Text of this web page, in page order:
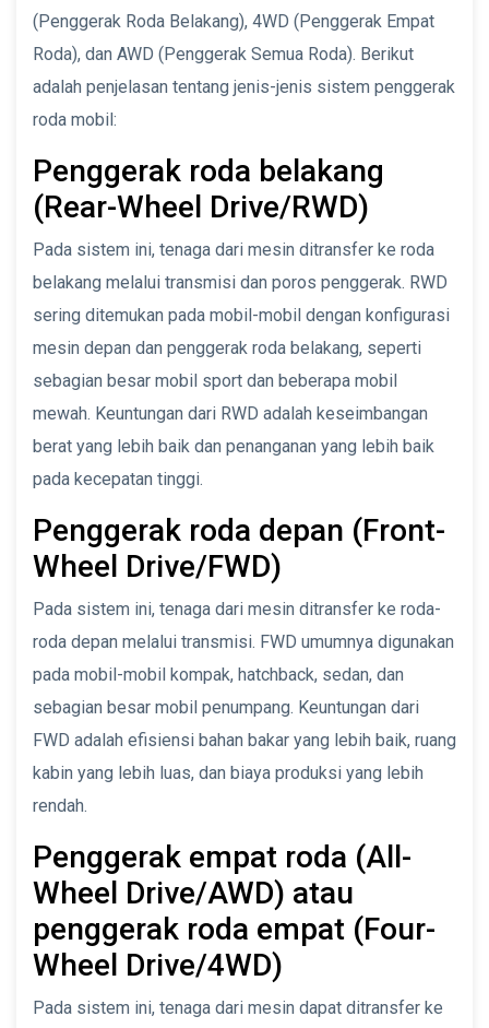
(Penggerak Roda Belakang), 4WD (Penggerak Empat
Roda), dan AWD (Penggerak Semua Roda). Berikut
adalah penjelasan tentang jenis-jenis sistem penggerak
roda mobil:
Penggerak roda belakang
(Rear-Wheel Drive/RWD)
Pada sistem ini, tenaga dari mesin ditransfer ke roda
belakang melalui transmisi dan poros penggerak. RWD
sering ditemukan pada mobil-mobil dengan konfigurasi
mesin depan dan penggerak roda belakang, seperti
sebagian besar mobil sport dan beberapa mobil
mewah. Keuntungan dari RWD adalah keseimbangan
berat yang lebih baik dan penanganan yang lebih baik
pada kecepatan tinggi.
Penggerak roda depan (Front-
Wheel Drive/FWD)
Pada sistem ini, tenaga dari mesin ditransfer ke roda-
roda depan melalui transmisi. FWD umumnya digunakan
pada mobil-mobil kompak, hatchback, sedan, dan
sebagian besar mobil penumpang. Keuntungan dari
FWD adalah efisiensi bahan bakar yang lebih baik, ruang
kabin yang lebih luas, dan biaya produksi yang lebih
rendah.
Penggerak empat roda (All-
Wheel Drive/AWD) atau
penggerak roda empat (Four-
Wheel Drive/4WD)
Pada sistem ini, tenaga dari mesin dapat ditransfer ke